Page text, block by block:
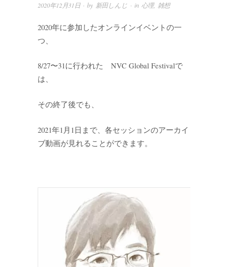
2020年12月31日· by 新田しんじ · in 心理, 雑想
2020年に参加したオンラインイベントの一
つ、
8/27〜31に行われた NVC Global Festivalで
は、
その終了後でも、
2021年1月1日まで、各セッションのアーカイ
ブ動画が見れることができます。